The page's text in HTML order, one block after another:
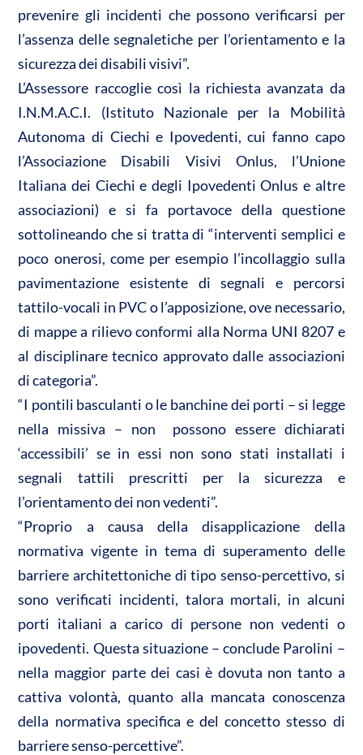
prevenire gli incidenti che possono verificarsi per
l’assenza delle segnaletiche per l’orientamento e la
sicurezza dei disabili visivi”.
L’Assessore raccoglie così la richiesta avanzata da
I.N.M.A.C.I. (Istituto Nazionale per la Mobilità
Autonoma di Ciechi e Ipovedenti, cui fanno capo
l’Associazione Disabili Visivi Onlus, l’Unione
Italiana dei Ciechi e degli Ipovedenti Onlus e altre
associazioni) e si fa portavoce della questione
sottolineando che si tratta di “interventi semplici e
poco onerosi, come per esempio l’incollaggio sulla
pavimentazione esistente di segnali e percorsi
tattilo-vocali in PVC o l’apposizione, ove necessario,
di mappe a rilievo conformi alla Norma UNI 8207 e
al disciplinare tecnico approvato dalle associazioni
di categoria”.
“I pontili basculanti o le banchine dei porti – si legge
nella missiva – non possono essere dichiarati
‘accessibili’ se in essi non sono stati installati i
segnali tattili prescritti per la sicurezza e
l’orientamento dei non vedenti”.
“Proprio a causa della disapplicazione della
normativa vigente in tema di superamento delle
barriere architettoniche di tipo senso-percettivo, si
sono verificati incidenti, talora mortali, in alcuni
porti italiani a carico di persone non vedenti o
ipovedenti. Questa situazione – conclude Parolini –
nella maggior parte dei casi è dovuta non tanto a
cattiva volontà, quanto alla mancata conoscenza
della normativa specifica e del concetto stesso di
barriere senso-percettive”.